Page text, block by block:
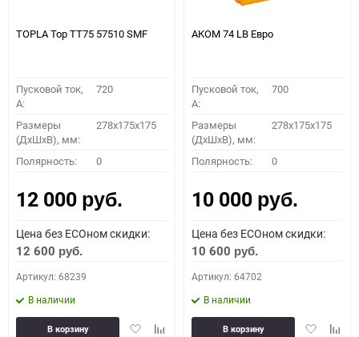
ПОДОБРАТЬ
Как определить полярность?
0 - обратная 1 - прямая 3 - обратная 4 - прямая
TOPLA Top TT75 57510 SMF
Пусковой ток,
A:
720
Размеры
(ДхШхВ), мм:
278x175x175
Полярность: 0
12 000 руб.
Цена без ECOном скидки:
12 600 руб.
Артикул: 68239
В наличии
ДобавитьДобавить
В корзину
АКОМ 74 LB Евро
Пусковой ток,
A:
700
Размеры
(ДхШхВ), мм:
278x175x175
Полярность: 0
10 000 руб.
Цена без ECOном скидки:
10 600 руб.
Артикул: 64702
В наличии
Добавить
В корзину